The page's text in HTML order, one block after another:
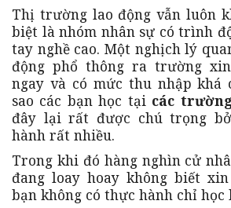
Thị trường lao động vẫn luôn
biệt là nhóm nhân sự có trình
tay nghề cao. Một nghịch lý
động phổ thông ra trường
ngay và có mức thu nhập khá
sao các bạn học tại các
đây lại rất được chú trọng
hành rất nhiều.
Trong khi đó hàng nghìn cử
đang loay hoay không biết
bạn không có thực hành chỉ học